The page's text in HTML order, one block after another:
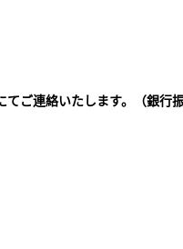
ご連絡いたします。（銀行